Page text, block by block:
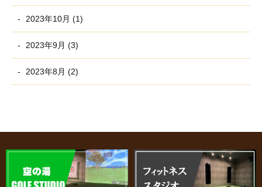
2023年10月 (1)
2023年9月 (3)
2023年8月 (2)